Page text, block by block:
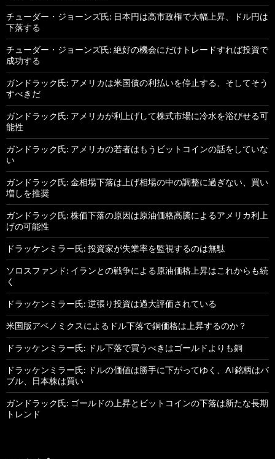
チューダー・ジョーンズ氏: 日本円は高市政権で大幅上昇、ドル円は
下落する
チューダー・ジョーンズ氏: 絶好の機会にだけトレードすれば投資で
成功する
ガンドラック氏: アメリカは米国債の利払いを停止する、そしてそう
すべきだ
ガンドラック氏: アメリカが利上げして株式市場に冷水を浴びせる可
能性
ガンドラック氏: アメリカの若者はもうビットコインの話をしていな
い
ガンドラック氏: 金相場下落は上げ相場の中の調整に過ぎない、買い
増しを推奨
ガンドラック氏: 株価下落の原因は原油価格高騰によるアメリカ利上
げの可能性
ドラッケンミラー氏: 投資家が失業率を監視するのは無駄
ソロスファンド: イランとの戦争による原油価格上昇はこれからも続
く
ドラッケンミラー氏: 逆張り投資は過大評価されている
米国版アベノミクスによるドル下落で銅価格は上昇するのか？
ドラッケンミラー氏: ドル下落で買うべきはゴールドよりも銅
ドラッケンミラー氏: ドルの価値は勝手に下がってゆく、AI銘柄はバ
ブル、日本株は買い
ガンドラック氏: ゴールドの上昇とビットコインの下落は新たな長期
トレンド